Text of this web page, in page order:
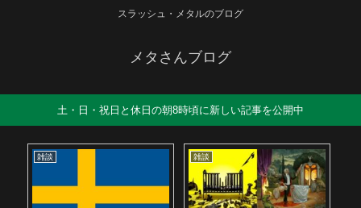
スラッシュ・メタルのブログ
メタさんブログ
土・日・祝日と休日の朝8時頃に新しい記事を公開中
雑談 雑談